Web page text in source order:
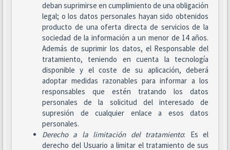
deban suprimirse en cumplimiento de una obligación
legal; o los datos personales hayan sido obtenidos
producto de una oferta directa de servicios de la
sociedad de la información a un menor de 14 años.
Además de suprimir los datos, el Responsable del
tratamiento, teniendo en cuenta la tecnología
disponible y el coste de su aplicación, deberá
adoptar medidas razonables para informar a los
responsables que estén tratando los datos
personales de la solicitud del interesado de
supresión de cualquier enlace a esos datos
personales.
Derecho a la limitación del tratamiento: Es el
derecho del Usuario a limitar el tratamiento de sus